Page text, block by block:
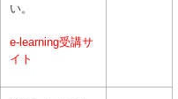
い。
e-learning受講サ
イト